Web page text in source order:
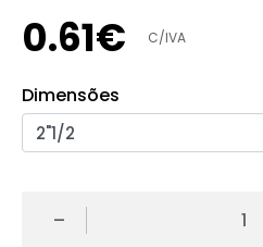
0.61€ C/IVA
Dimensões
-